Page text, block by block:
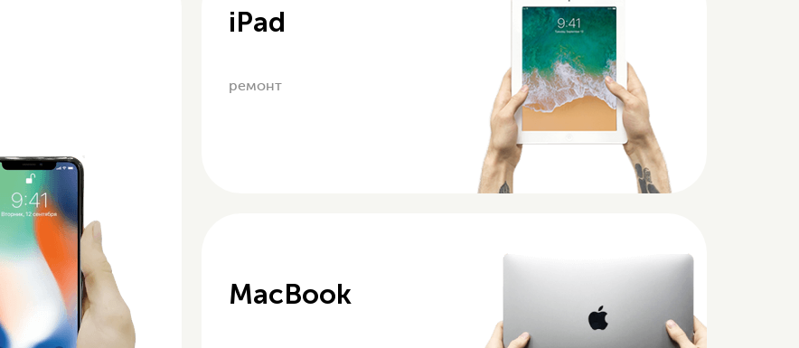
iPad
ремонт
MacBook